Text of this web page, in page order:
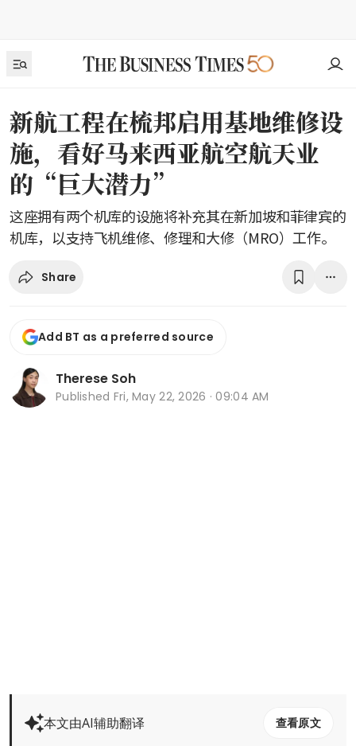
新航工程在梳邦启用基地维修设
施，看好马来西亚航空航天业
的“巨大潜力”
这座拥有两个机库的设施将补充其在新加坡和菲律宾的
机库，以支持飞机维修、修理和大修（MRO）工作。
Share
Add BT as a preferred source
Therese Soh
Published Fri, May 22, 2026 · 09:04 AM
本文由AI辅助翻译 查看原文